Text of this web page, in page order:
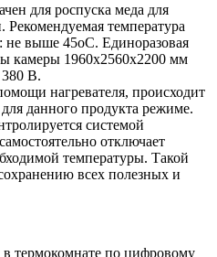
для роспуска меда для
температура
не выше 45оС. Единоразовая
камеры 1960х2560х2200 мм
В.
нагревателя, происходит
данного продукта режиме.
системой
отключает
температуры. Такой
всех полезных и
в термокомнате по цифровому